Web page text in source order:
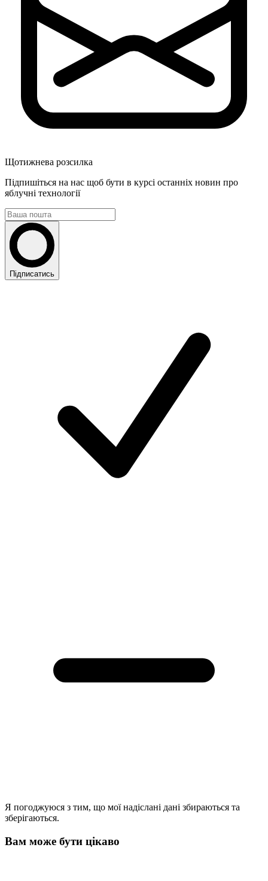
Щотижнева розсилка
Підпишіться на нас щоб бути в курсі останніх новин про
яблучні технології
Підписатись
Я погоджуюся з тим, що мої надіслані дані збираються та
зберігаються.
Вам може бути цікаво